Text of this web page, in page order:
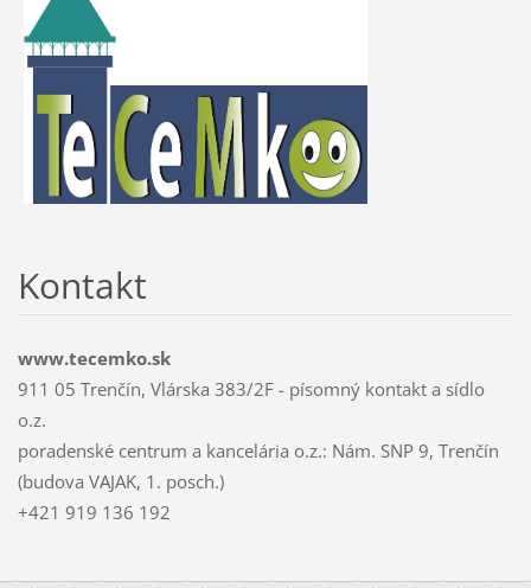
Kontakt
www.tecemko.sk
911 05 Trenčín, Vlárska 383/2F - písomný kontakt a sídlo
o.z.
poradenské centrum a kancelária o.z.: Nám. SNP 9, Trenčín
(budova VAJAK, 1. posch.)
+421 919 136 192